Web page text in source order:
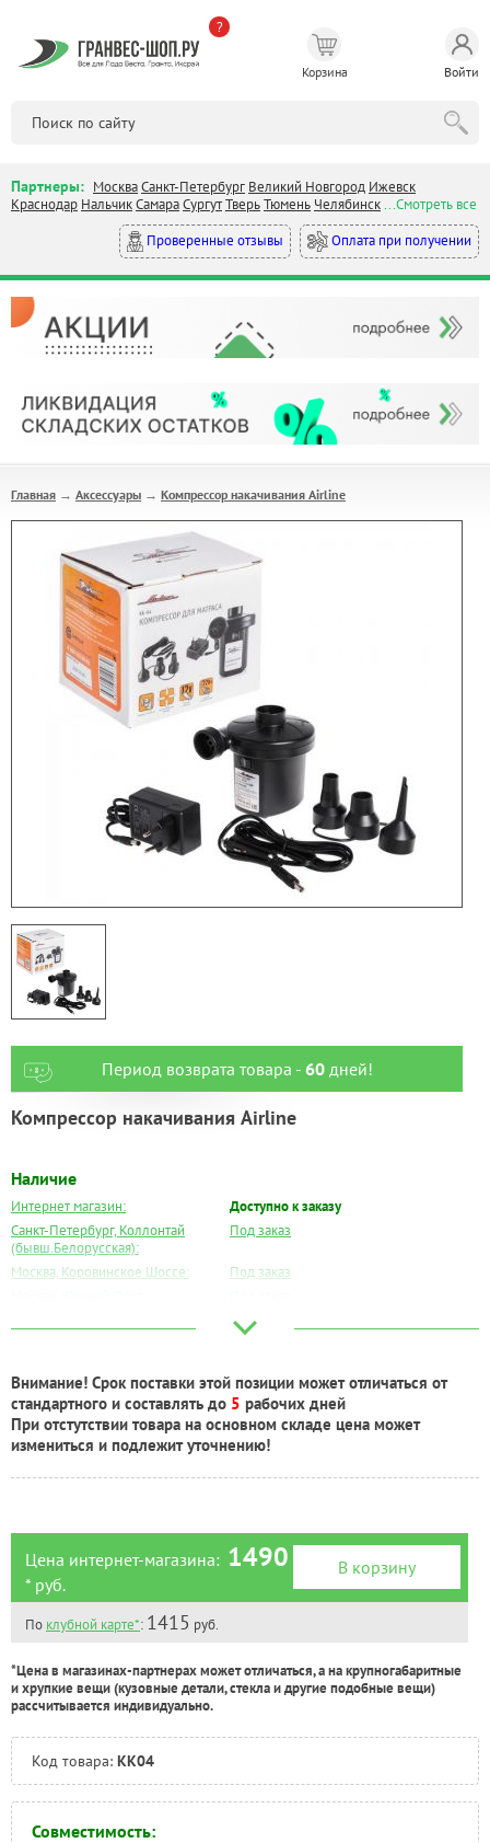
?
Корзина Войти
Партнеры: МоскваСанкт-Петербург Великий Новгород Ижевск
Краснодар НальчикСамараСургутТверьТюмень Челябинск...Смотреть все
Проверенные отзывы
Оплата при получении
Главная → Аксессуары → Компрессор накачивания Airline
Период возврата товара - 60дней!
Компрессор накачивания Airline
Наличие
Интернет магазин:
Доступно к заказу
Санкт-Петербург, Коллонтай
(бывш.Белорусская):
Под заказ
Москва, Коровинское Шоссе:
Под заказ
Под заказ
Самара:
Под заказ
Тверь:
Под заказ
Тюмень:
Под заказ
Внимание! Срок поставки этой позиции может отличаться от
стандартного и составлять до 5 рабочих дней
При отстутствии товара на основном складе цена может
измениться и подлежит уточнению!
Цена интернет-магазина: 1490
* руб.
В корзину
По клубной карте*: 1415 руб.
*Цена в магазинах-партнерах может отличаться, а на крупногабаритные
и хрупкие вещи (кузовные детали, стекла и другие подобные вещи)
рассчитывается индивидуально.
Код товара: KK04
Совместимость: